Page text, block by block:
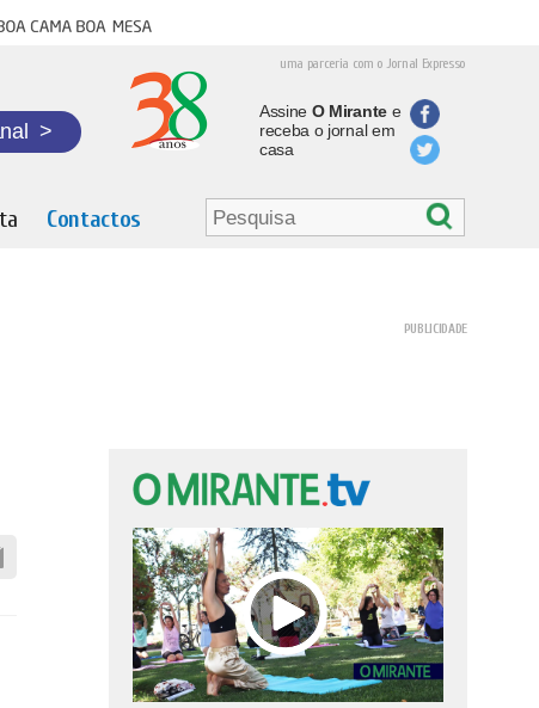
cama boa mesa
uma parceria com o Jornal Expresso
>
Assine O Mirantee
receba o jornal em
casa
Contactos